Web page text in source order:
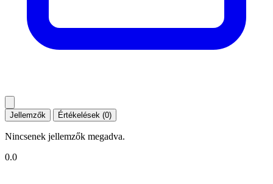
Jellemzők Értékelések (0)
Nincsenek jellemzők megadva.
0.0